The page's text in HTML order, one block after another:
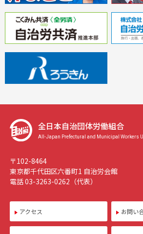
全日本自治団体労働組合
All-Japan Prefectural and Municipal Workers
〒102-8464
東京都千代田区六番町1 自治労会館
電話 03-3263-0262（代表）
アクセス お問い